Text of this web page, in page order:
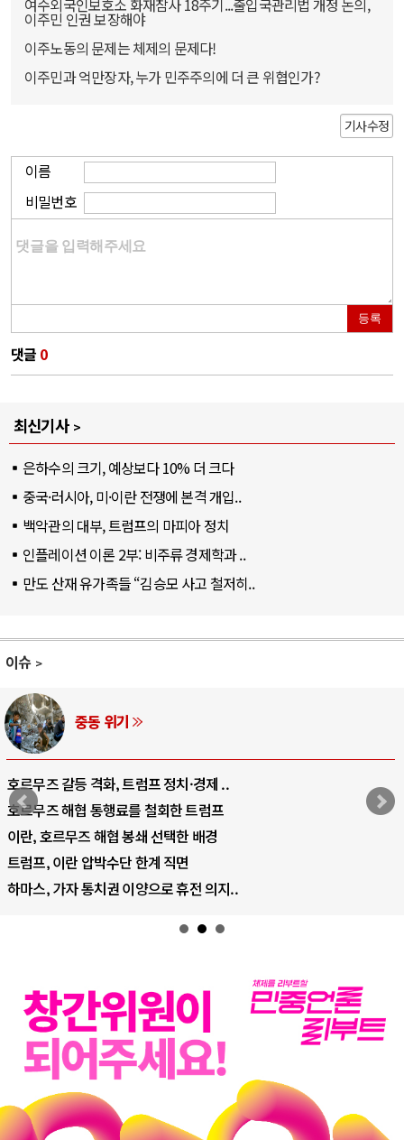
여수외국인보호소 화재참사 18주기...출입국관리법 개정 논의,
이주민 인권 보장해야
이주노동의 문제는 체제의 문제다!
이주민과 억만장자, 누가 민주주의에 더 큰 위협인가?
기사수정
이름
비밀번호
등록
댓글 0
최신기사
은하수의 크기, 예상보다 10% 더 크다
중국·러시아, 미·이란 전쟁에 본격 개입..
백악관의 대부, 트럼프의 마피아 정치
인플레이션 이론 2부: 비주류 경제학과 ..
만도 산재 유가족들 “김승모 사고 철저히..
이슈
럼프 정치·경제 ..
를 철회한 트럼프
쇄 선택한 배경
한계 직면
양으로 휴전 의지..
중국 AI, 저가 공
AI 국부펀드 구상